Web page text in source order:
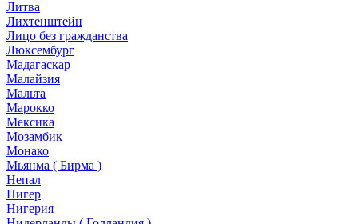
Литва
Лихтенштейн
Лицо без гражданства
Люксембург
Мадагаскар
Малайзия
Мальта
Марокко
Мексика
Мозамбик
Монако
Мьянма ( Бирма )
Непал
Нигер
Нигерия